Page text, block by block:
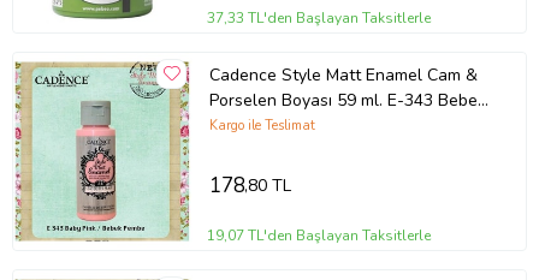
37,33 TL'den Başlayan Taksitlerle
Cadence Style Matt Enamel Cam &
Porselen Boyası 59 ml. E-343 Bebek
Pembe
Kargo ile Teslimat
178,80 TL
19,07 TL'den Başlayan Taksitlerle